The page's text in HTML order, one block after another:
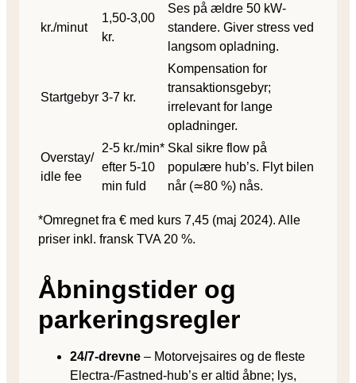
kr./minut
1,50-3,00
kr.
Ses på ældre 50 kW‐
standere. Giver stress ved
langsom opladning.
Startgebyr 3-7 kr.
Kompensation for
transaktionsgebyr;
irrelevant for lange
opladninger.
Overstay/​
idle fee
2-5 kr./min*
efter 5-10
min fuld
Skal sikre flow på
populære hub’s. Flyt bilen
når (≃80 %) nås.
*Omregnet fra € med kurs 7,45 (maj 2024). Alle
priser inkl. fransk TVA 20 %.
Åbningstider og
parkeringsregler
24/7-drevne – Motorvejsaires og de fleste
Electra-/Fastned-hub’s er altid åbne; lys,